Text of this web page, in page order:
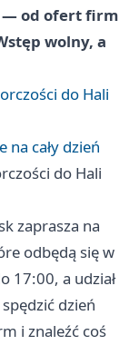
— od ofert firm
wolny, a
do Hali
cały dzień
do Hali
zaprasza na
odbędą się w
17:00, a udział
dzień
i znaleźć coś